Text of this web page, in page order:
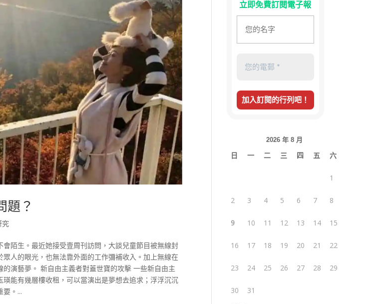
題？
究
陌生。最近她接受壹周刊訪問，大談兒童節目被無線封
人的眼光，也無法靠外面的工作彌補收入。加上無線在
演藝夢。 新自由主義者對蓋世寶的攻擊 一些新自由主
能有幾層樓收租，可以當演出是夢想去追求；浮浮沉沉
。...
立即免費訂閱電子報
2026 年 8 月
日 一 二 三 四 五 六
1
2 3 4 5 6 7 8
9 10 11 12 13 14 15
16 17 18 19 20 21 22
23 24 25 26 27 28 29
30
31